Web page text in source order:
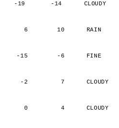
-19       -14      CLOUDY
6        10      RAIN
-15        -6      FINE
-2         7      CLOUDY
0         4      CLOUDY